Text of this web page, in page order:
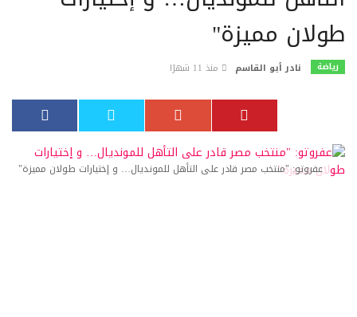
طولان مميزة"
رياضة نادر أبو القاسم منذ 11 شهرًا
عفروتو: "منتخب مصر قادر على التأهل للمونديال… و إختيارات طولان مميزة"